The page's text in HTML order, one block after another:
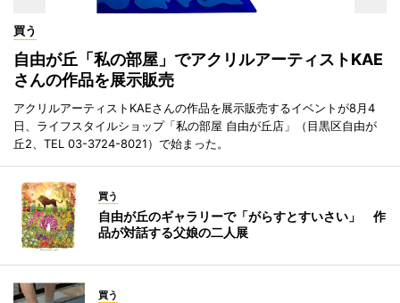
買う
自由が丘「私の部屋」でアクリルアーティストKAE
さんの作品を展示販売
アクリルアーティストKAEさんの作品を展示販売するイベントが8月4
日、ライフスタイルショップ「私の部屋 自由が丘店」（目黒区自由が
丘2、TEL 03-3724-8021）で始まった。
買う
自由が丘のギャラリーで「がらすとすいさい」 作
品が対話する父娘の二人展
買う